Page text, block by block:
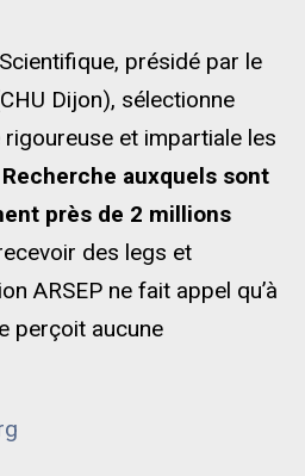
présidé par le
Dijon), sélectionne
et impartiale les
auxquels sont
près de 2 millions
des legs et
ARSEP ne fait appel qu’à
perçoit aucune